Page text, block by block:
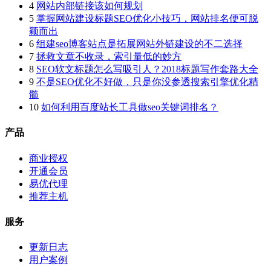
4 网站内部链接该如何规划
5 掌握网站建设标题SEO优化小技巧，网站排名便可脱
颖而出
6 组建seo博客站点是拓展网站外链建设的不二选择
7 拯救文章不收录，索引量低的妙方
8 SEO软文标题怎么写吸引人？2018标题写作套路大全
9 不是SEO优化不好做，只是你没参透搜索引擎优化精
髓
10 如何利用百度站长工具做seo关键词排名？
产品
商业授权
开通会员
易优代理
推荐主机
服务
更新日志
用户案例